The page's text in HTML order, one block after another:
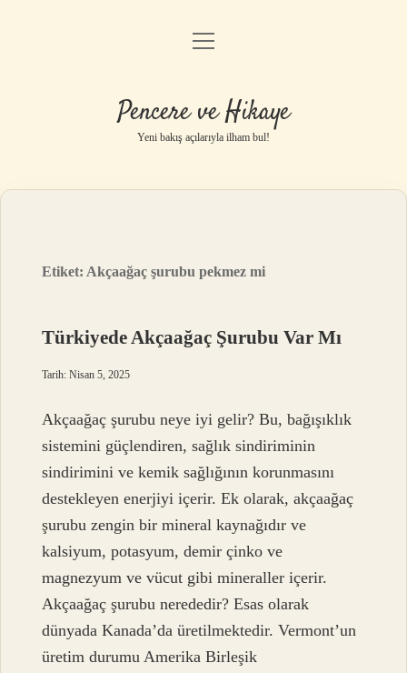
Anasayfa
Yasal Uyarı
menüyü
Pencere ve Hikaye
Yeni bakış açılarıyla ilham bul!
Etiket: Akçaağaç şurubu pekmez mi
Türkiyede Akçaağaç Şurubu Var Mı
Tarih: Nisan 5, 2025
Akçaağaç şurubu neye iyi gelir? Bu, bağışıklık
sistemini güçlendiren, sağlık sindiriminin
sindirimini ve kemik sağlığının korunmasını
destekleyen enerjiyi içerir. Ek olarak, akçaağaç
şurubu zengin bir mineral kaynağıdır ve
kalsiyum, potasyum, demir çinko ve
magnezyum ve vücut gibi mineraller içerir.
Akçaağaç şurubu nerededir? Esas olarak
dünyada Kanada’da üretilmektedir. Vermont’un
üretim durumu Amerika Birleşik